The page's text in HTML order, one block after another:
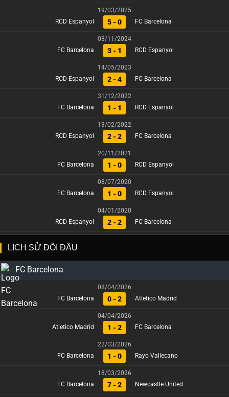
19/03/2025
RCD Espanyol
5 - 0 FC Barcelona
03/11/2024
FC Barcelona
3 - 1 RCD Espanyol
14/05/2023
RCD Espanyol
2 - 4 FC Barcelona
31/12/2022
FC Barcelona
1 - 1 RCD Espanyol
13/02/2022
RCD Espanyol
2 - 2 FC Barcelona
20/11/2021
FC Barcelona
1 - 0 RCD Espanyol
08/07/2020
FC Barcelona
1 - 0 RCD Espanyol
04/01/2020
RCD Espanyol
2 - 2 FC Barcelona
LỊCH SỬ ĐỐI ĐẦU
FC Barcelona
08/04/2026
FC Barcelona
0 - 2 Atletico Madrid
04/04/2026
Atletico Madrid
1 - 2 FC Barcelona
22/03/2026
FC Barcelona
1 - 0 Rayo Vallecano
18/03/2026
FC Barcelona
7 - 2 Newcastle United